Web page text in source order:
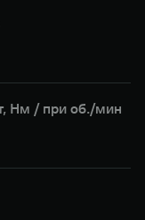
Hм / при об./мин